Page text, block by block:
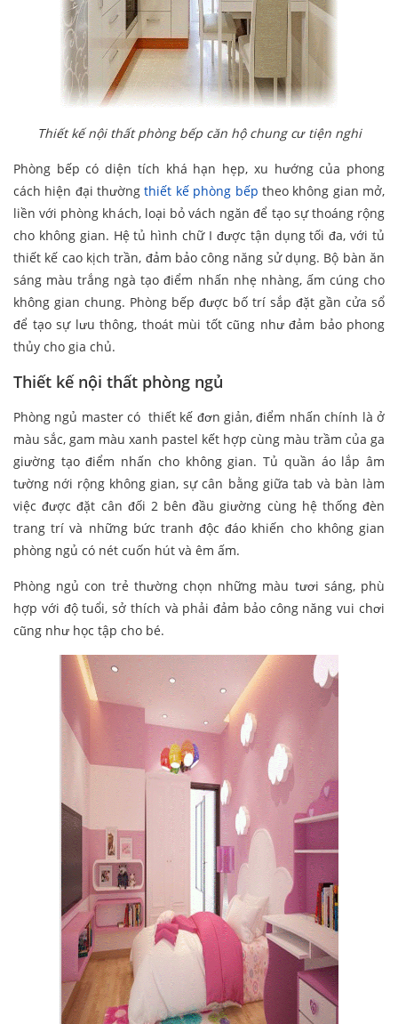
Thiết kế nội thất phòng bếp căn hộ chung cư tiện nghi
Phòng bếp có diện tích khá hạn hẹp, xu hướng của phong
cách hiện đại thườngthiết kế phòng bếp theo không gian mở,
liền với phòng khách, loại bỏ vách ngăn để tạo sự thoáng rộng
cho không gian. Hệ tủ hình chữ I được tận dụng tối đa, với tủ
thiết kế cao kịch trần, đảm bảo công năng sử dụng. Bộ bàn ăn
sáng màu trắng ngà tạo điểm nhấn nhẹ nhàng, ấm cúng cho
không gian chung. Phòng bếp được bố trí sắp đặt gần cửa sổ
để tạo sự lưu thông, thoát mùi tốt cũng như đảm bảo phong
thủy cho gia chủ.
Thiết kế nội thất phòng ngủ
Phòng ngủ master có thiết kế đơn giản, điểm nhấn chính là ở
màu sắc, gam màu xanh pastel kết hợp cùng màu trầm của ga
giường tạo điểm nhấn cho không gian. Tủ quần áo lắp âm
tường nới rộng không gian, sự cân bằng giữa tab và bàn làm
việc được đặt cân đối 2 bên đầu giường cùng hệ thống đèn
trang trí và những bức tranh độc đáo khiến cho không gian
phòng ngủ có nét cuốn hút và êm ấm.
Phòng ngủ con trẻ thường chọn những màu tươi sáng, phù
hợp với độ tuổi, sở thích và phải đảm bảo công năng vui chơi
cũng như học tập cho bé.